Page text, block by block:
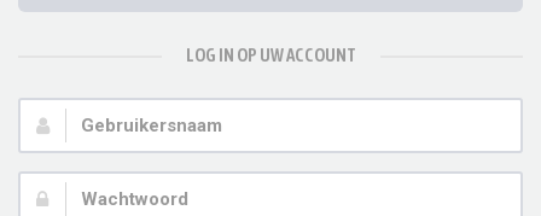
LOG IN OP UW ACCOUNT
Gebruikersnaam:
Wachtwoord: